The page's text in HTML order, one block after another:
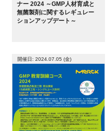
ナー 2024 ～GMP人材育成と
無菌製剤に関するレギュレー
ションアップデート～
開催日: 2024.07.05 (金)